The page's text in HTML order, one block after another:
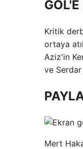
Kritik
ortaya
Aziz'in
ve
Mert